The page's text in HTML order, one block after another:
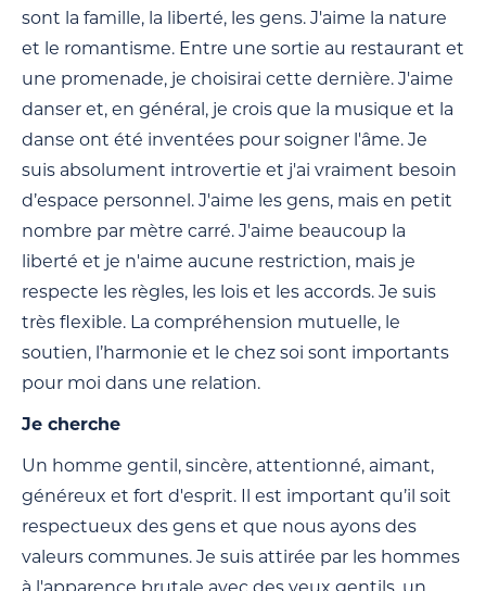
sont la famille, la liberté, les gens. J'aime la nature
et le romantisme. Entre une sortie au restaurant et
une promenade, je choisirai cette dernière. J'aime
danser et, en général, je crois que la musique et la
danse ont été inventées pour soigner l'âme. Je
suis absolument introvertie et j'ai vraiment besoin
d’espace personnel. J'aime les gens, mais en petit
nombre par mètre carré. J'aime beaucoup la
liberté et je n'aime aucune restriction, mais je
respecte les règles, les lois et les accords. Je suis
très flexible. La compréhension mutuelle, le
soutien, l’harmonie et le chez soi sont importants
pour moi dans une relation.
Je cherche
Un homme gentil, sincère, attentionné, aimant,
généreux et fort d'esprit. Il est important qu’il soit
respectueux des gens et que nous ayons des
valeurs communes. Je suis attirée par les hommes